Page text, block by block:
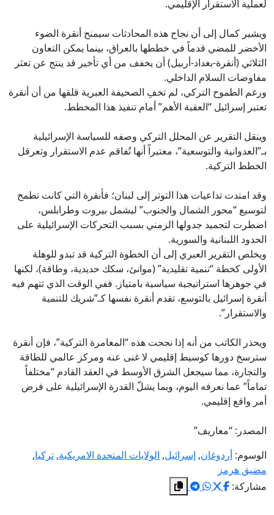
لعملية الاستقرار الإقليمي.
ويشير كمال إلى أن نجاح هذه المحادثات سيمنح أنقرة الضوء
الأخضر للمضي قدماً في خططها بالعراق، بينما يمكن التعاون
الثلاثي (أنقرة-بغداد-أربيل) أن يخفف من أي تأخير قد ينتج عن تعثر
مفاوضات السلام الداخلي.
ورغم الطموح التركي، لم تخفِ الصحيفة العبرية قلقها من أن أنقرة
تعتبر إسرائيل “العقبة الأهم” أمام تنفيذ هذا المخطط.
وينقل التقرير عن المحلل التركي وصفه للسياسة الإسرائيلية
بـ”العدوانية والتوسعية”، معتبراً أنها تُفاقم عدم الاستقرار وتعرقل
الخطط التركية.
وقد امتدت تداعيات هذا التوتر إلى لبنان؛ فأنقرة التي كانت تطمح
لتوسيع “محور الشمال والجنوب” ليشمل بيروت وطرابلس،
اضطرت لتجميد جدولها الزمني بسبب التحركات الإسرائيلية على
الحدود اللبنانية والسورية.
ويخلص التقرير العبري إلى أن الخطوة التركية قد تبدو للوهلة
الأولى كخطة “تنمية تقليدية” (موانئ، سكك حديدية، وطاقة)، لكنها
في جوهرها استراتيجية سياسية بامتياز. ففي الوقت الذي تتهم فيه
أنقرة إسرائيل بالتوسع، تقدم أنقرة نفسها كـ”شريك للتنمية
والاستقرار”.
ويحذر الكاتب من أنه إذا نجحت هذه “المغامرة التركية”، فإن أنقرة
سترسخ دورها كوسيط إقليمي لا غنى عنه ومركز عالمي للطاقة
والتجارة، مما سيجعل الشرق الأوسط في العقد القادم “مختلفاً
تماماً” عما نعرفه اليوم، وبما يشلّ القدرة الإسرائيلية على فرض
أمر واقع إقليمي.
المصدر: “معاريف”
الوسوم: أردوغان, إسرائيل, الولايات المتحدة الامريكية, تركيا,
مضيق هرمز
مشاركة: